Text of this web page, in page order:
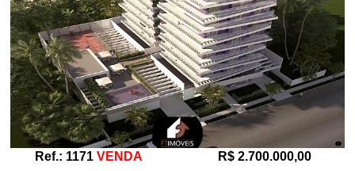
Ref.: 1171 VENDA R$ 2.700.000,00